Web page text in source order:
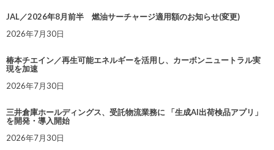
JAL／2026年8月前半 燃油サーチャージ適用額のお知らせ(変更)
2026年7月30日
椿本チエイン／再生可能エネルギーを活用し、カーボンニュートラル実
現を加速
2026年7月30日
三井倉庫ホールディングス、受託物流業務に 「生成AI出荷検品アプリ」
を開発・導入開始
2026年7月30日